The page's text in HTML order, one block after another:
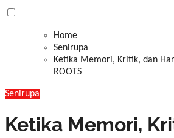
Home
Senirupa
Ketika Memori, Kritik, dan
ROOTS
Senirupa
Ketika Memori,